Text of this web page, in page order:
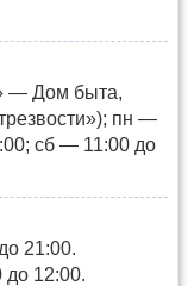
— Дом быта,
пн —
сб — 11:00 до
21:00.
до 12:00.